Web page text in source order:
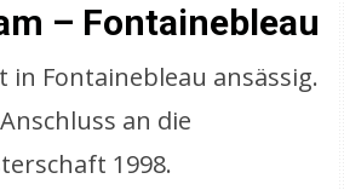
– Fontainebleau
in Fontainebleau ansässig.
an die
1998.